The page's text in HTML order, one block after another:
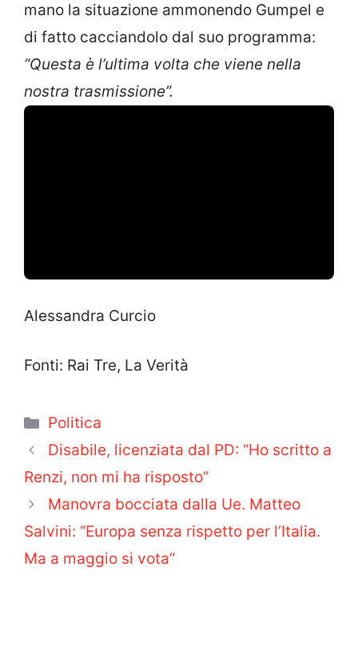
mano la situazione ammonendo Gumpel e
di fatto cacciandolo dal suo programma:
“Questa è l’ultima volta che viene nella
nostra trasmissione”.
Alessandra Curcio
Fonti: Rai Tre, La Verità
Categorie
Politica
Disabile, licenziata dal PD: “Ho scritto a
Renzi, non mi ha risposto”
Manovra bocciata dalla Ue. Matteo
Salvini: “Europa senza rispetto per l’Italia.
Ma a maggio si vota”